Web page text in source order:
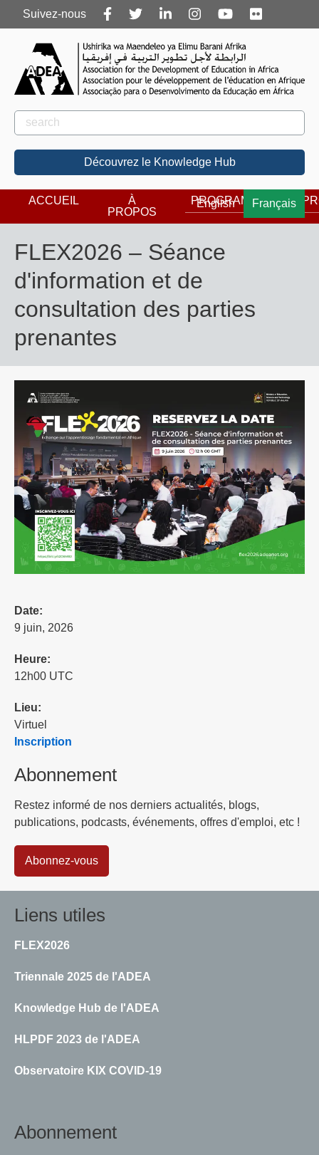
Follow
us
Suivez-nous
Rechercher
Rechercher
Découvrez le Knowledge Hub
English Français
ACCUEIL
À
PROPOS
PROGRAMMES
FLEX2026 – Séance
d'information et de
consultation des parties
prenantes
Date:
9 juin, 2026
Heure:
12h00 UTC
Lieu:
Virtuel
Inscription
Abonnement
Restez informé de nos derniers actualités, blogs,
publications, podcasts, événements, offres d'emploi, etc !
Abonnez-vous
Liens utiles
FLEX2026
Triennale 2025 de l'ADEA
Knowledge Hub de l'ADEA
HLPDF 2023 de l'ADEA
Observatoire KIX COVID-19
Abonnement